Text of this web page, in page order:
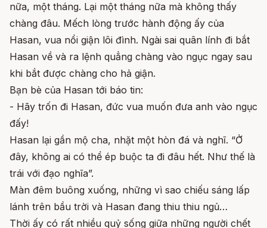
nữa, một tháng. Lại một tháng nữa mà không thấy
chàng đâu. Mếch lòng trước hành động ấy của
Hasan, vua nổi giận lôi đình. Ngài sai quân lính đi bắt
Hasan về và ra lệnh quẳng chàng vào ngục ngay sau
khi bắt được chàng cho hả giận.
Bạn bè của Hasan tới báo tin:
- Hãy trốn đi Hasan, đức vua muốn đưa anh vào ngục
đấy!
Hasan lại gần mộ cha, nhặt một hòn đá và nghĩ. “Ở
đây, không ai có thể ép buộc ta đi đâu hết. Như thế là
trái với đạo nghĩa”.
Màn đêm buông xuống, những vì sao chiếu sáng lấp
lánh trên bầu trời và Hasan đang thiu thiu ngủ…
Thời ấy có rất nhiều quỷ sống giữa những người chết